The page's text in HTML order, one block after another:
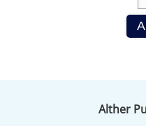
Alther